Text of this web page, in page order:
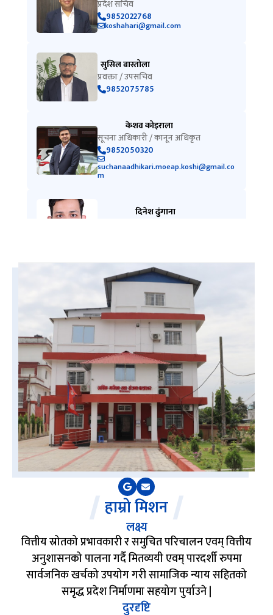
प्रदेश सचिव
9852022768
koshahari@gmail.com
सुसिल बास्तोला
प्रवक्ता / उपसचिव
9852075785
केशव कोइराला
सूचना अधिकारी / कानून अधिकृत
9852050320
suchanaadhikari.moeap.koshi@gmail.co
m
दिनेश ढुंगाना
हाम्रो मिशन
लक्ष्य
वित्तीय स्रोतको प्रभावकारी र समुचित परिचालन एवम् वित्तीय
अनुशासनको पालना गर्दै मितव्ययी एवम् पारदर्शी रुपमा
सार्वजनिक खर्चको उपयोग गरी सामाजिक न्याय सहितको
समृद्ध प्रदेश निर्माणमा सहयोग पुर्याउने |
दुरदृष्टि